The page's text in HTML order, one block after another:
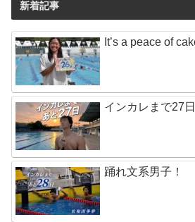
新着記事
It’s a peace of
インカレまで27日
踊れ文系男子！